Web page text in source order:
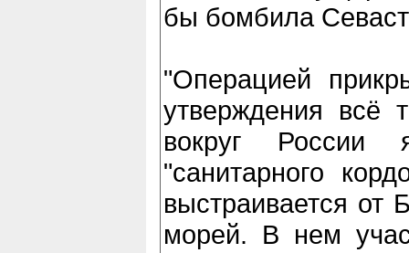
бы бомбила
"Операцией
утверждения всё
вокруг России
"санитарного
выстраивается от
морей. В нем